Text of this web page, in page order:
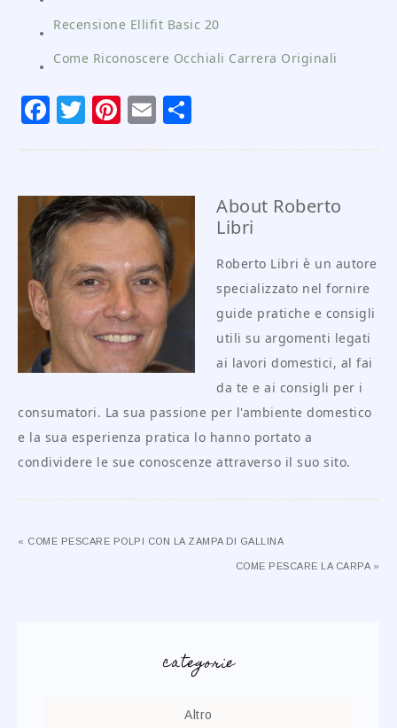
Recensione Ellifit Basic 20
Come Riconoscere Occhiali Carrera Originali
Facebook
Twitter
Pinterest
Email
About Roberto
Libri
Roberto Libri è un autore
specializzato nel fornire
guide pratiche e consigli
utili su argomenti legati
ai lavori domestici, al fai
da te e ai consigli per i
consumatori. La sua passione per l'ambiente domestico
e la sua esperienza pratica lo hanno portato a
condividere le sue conoscenze attraverso il suo sito.
« COME PESCARE POLPI CON LA ZAMPA DI GALLINA
COME PESCARE LA CARPA »
categorie
Altro